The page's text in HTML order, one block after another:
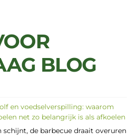
BLOG
en voedselverspilling: waarom
net zo belangrijk is als afkoelen
schijnt, de barbecue draait overuren